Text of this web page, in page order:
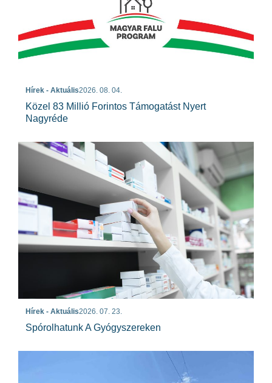
Hírek - Aktuális2026. 08. 04.
Közel 83 Millió Forintos Támogatást Nyert
Nagyréde
Hírek - Aktuális2026. 07. 23.
Spórolhatunk A Gyógyszereken